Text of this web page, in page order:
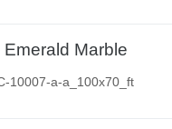
Marble
10007-a-a_100x70_ft